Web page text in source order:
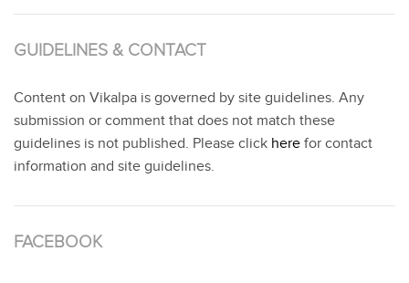
GUIDELINES & CONTACT
Content on Vikalpa is governed by site guidelines. Any
submission or comment that does not match these
guidelines is not published. Please click here for contact
information and site guidelines.
FACEBOOK